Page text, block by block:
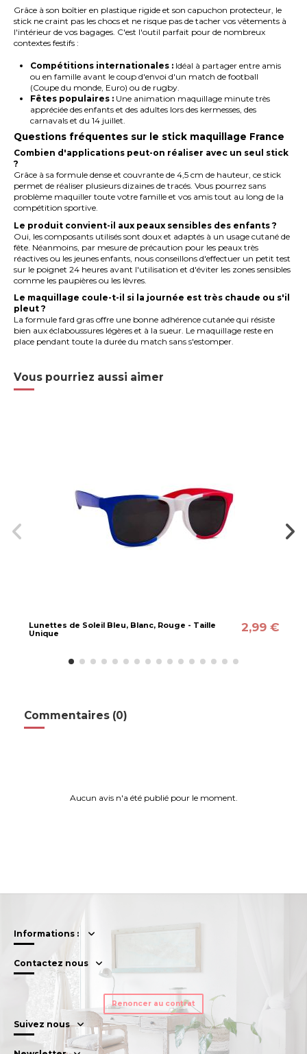
Grâce à son boîtier en plastique rigide et son capuchon protecteur, le
stick ne craint pas les chocs et ne risque pas de tacher vos vêtements à
l'intérieur de vos bagages. C'est l'outil parfait pour de nombreux
contextes festifs :
Compétitions internationales : Idéal à partager entre amis
ou en famille avant le coup d'envoi d'un match de football
(Coupe du monde, Euro) ou de rugby.
Fêtes populaires : Une animation maquillage minute très
appréciée des enfants et des adultes lors des kermesses, des
carnavals et du 14 juillet.
Questions fréquentes sur le stick maquillage France
Combien d'applications peut-on réaliser avec un seul stick
?
Grâce à sa formule dense et couvrante de 4,5 cm de hauteur, ce stick
permet de réaliser plusieurs dizaines de tracés. Vous pourrez sans
problème maquiller toute votre famille et vos amis tout au long de la
compétition sportive.
Le produit convient-il aux peaux sensibles des enfants ?
Oui, les composants utilisés sont doux et adaptés à un usage cutané de
fête. Néanmoins, par mesure de précaution pour les peaux très
réactives ou les jeunes enfants, nous conseillons d'effectuer un petit test
sur le poignet 24 heures avant l'utilisation et d'éviter les zones sensibles
comme les paupières ou les lèvres.
Le maquillage coule-t-il si la journée est très chaude ou s'il
pleut ?
La formule fard gras offre une bonne adhérence cutanée qui résiste
bien aux éclaboussures légères et à la sueur. Le maquillage reste en
place pendant toute la durée du match sans s'estomper.
Vous pourriez aussi aimer
Lunettes de Soleil Bleu, Blanc, Rouge - Taille
Unique
2,99 €
Commentaires (0)
Aucun avis n'a été publié pour le moment.
Informations :
Contactez nous
Renoncer au contrat
Suivez nous